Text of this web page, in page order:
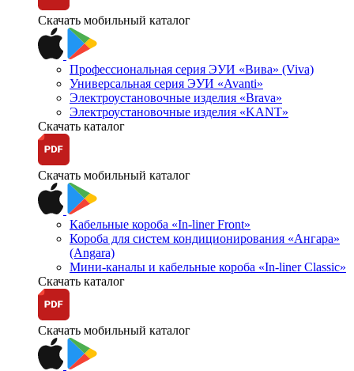
Скачать мобильный каталог
Профессиональная серия ЭУИ «Вива» (Viva)
Универсальная серия ЭУИ «Avanti»
Электроустановочные изделия «Brava»
Электроустановочные изделия «KANT»
Скачать каталог
Скачать мобильный каталог
Кабельные короба «In-liner Front»
Короба для систем кондиционирования «Ангара»
(Angara)
Мини-каналы и кабельные короба «In-liner Classic»
Скачать каталог
Скачать мобильный каталог